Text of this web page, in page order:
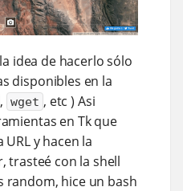
idea de hacerlo sólo
disponibles en la
, wget , etc ) Asi
en Tk que
y hacen la
trasteé con la shell
random, hice un bash